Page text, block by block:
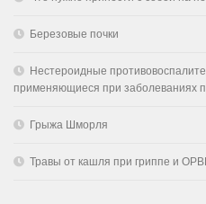
Березовые почки
Нестероидные
применяющиеся при заболеваниях
Грыжа Шморля
Травы от кашля при гриппе и